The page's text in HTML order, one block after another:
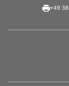
+49